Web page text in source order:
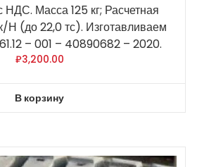
НДС. Масса 125 кг; Расчетная
Н (до 22,0 тс). Изготавливаем
– 001 – 40890682 – 2020.
₽3,200.00
В корзину